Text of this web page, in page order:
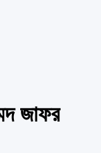
জাফর